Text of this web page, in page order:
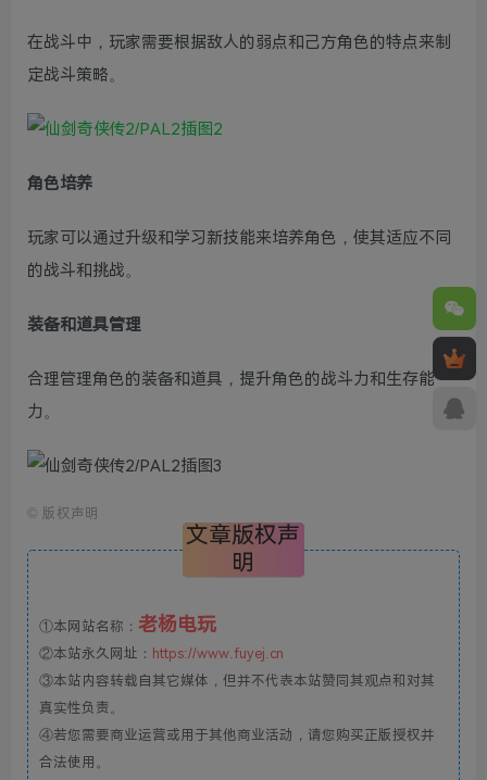
在战斗中，玩家需要根据敌人的弱点和己方角色的特点来制
定战斗策略。
角色培养
玩家可以通过升级和学习新技能来培养角色，使其适应不同
的战斗和挑战。
装备和道具管理
合理管理角色的装备和道具，提升角色的战斗力和生存能
力。
© 版权声明
文章版权声
明
①本网站名称： 老杨电玩
②本站永久网址： https://www.fuyej.cn
③本站内容转载自其它媒体，但并不代表本站赞同其观点和对其
真实性负责。
④若您需要商业运营或用于其他商业活动，请您购买正版授权并
合法使用。